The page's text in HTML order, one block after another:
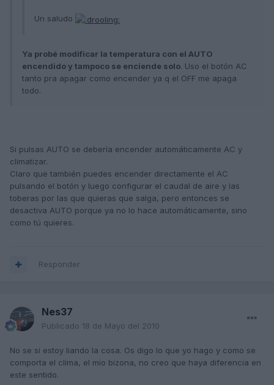
Un saludo
Ya probé modificar la temperatura con el AUTO
encendido y tampoco se enciende solo. Uso el botón AC
tanto pra apagar como encender ya q el OFF me apaga
todo.
Si pulsas AUTO se debería encender automáticamente AC y
climatizar.
Claro que también puedes encender directamente el AC
pulsando el botón y luego configurar el caudal de aire y las
toberas por las que quieras que salga, pero entonces se
desactiva AUTO porque ya no lo hace automáticamente, sino
como tú quieres.
Responder
Nes37
Publicado 18 de Mayo del 2010
No se si estoy liando la cosa. Os digo lo que yo hago y como se
comporta el clima, el mío bizona, no creo que haya diferencia en
este sentido.